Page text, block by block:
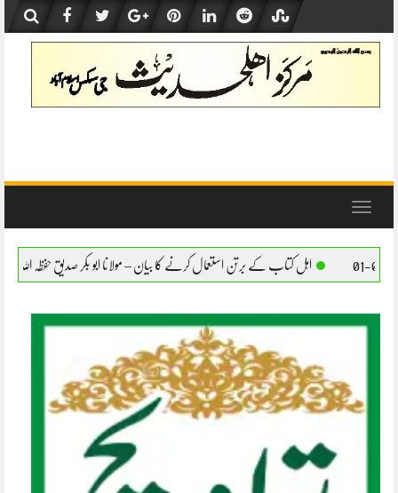
content
Toggle
کے برتن استعمال کرنے کا بیان – مولانا ابو بکر صدیق حفظہ اللہ اہل کتاب کے برتن